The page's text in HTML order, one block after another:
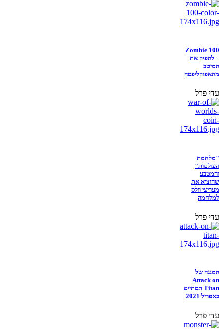
Zombie 100
– להפיק את
המיטב
מהאפוקליפסה
עדי פרל
"מלחמת
העולמות"
והמטבע
שהוציא את
מעריצי וולס
למלחמה
עדי פרל
המנגה של
Attack on
Titan תסתיים
באפריל 2021
עדי פרל